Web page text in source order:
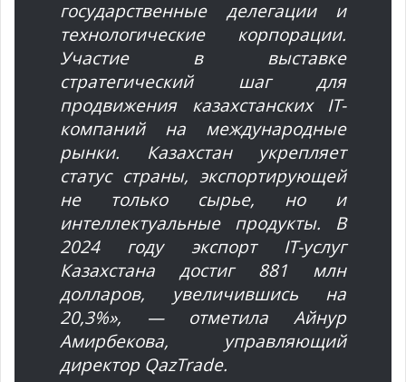
государственные делегации и
технологические корпорации.
Участие в выставке
стратегический шаг для
продвижения казахстанских IT-
компаний на международные
рынки. Казахстан укрепляет
статус страны, экспортирующей
не только сырье, но и
интеллектуальные продукты. В
2024 году экспорт IT-услуг
Казахстана достиг 881 млн
долларов, увеличившись на
20,3%», — отметила Айнур
Амирбекова, управляющий
директор QazTrade.